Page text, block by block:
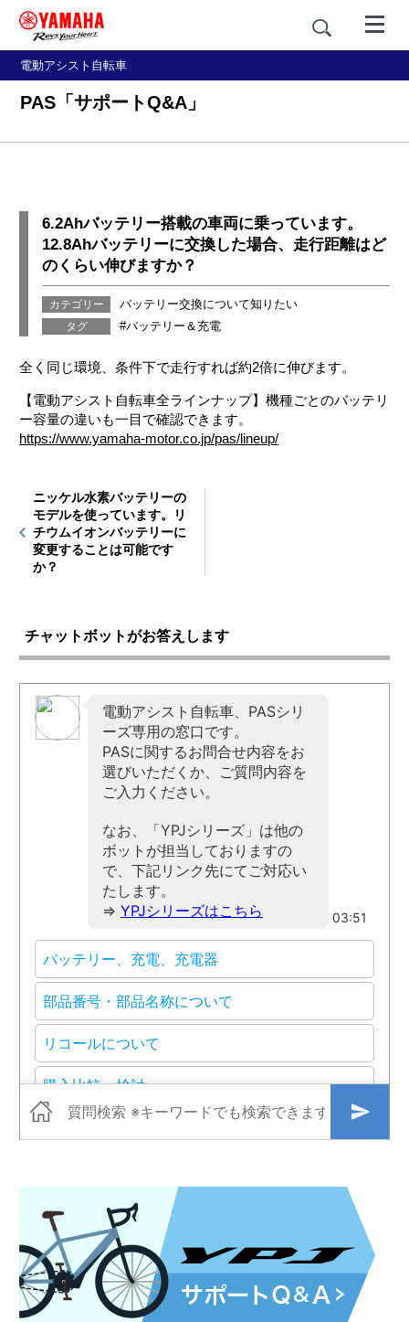
電動アシスト自転車
PAS「サポートQ&A」
6.2Ahバッテリー搭載の車両に乗っています。
12.8Ahバッテリーに交換した場合、走行距離はど
のくらい伸びますか？
バッテリー交換について知りたい
バッテリー＆充電
全く同じ環境、条件下で走行すれば約2倍に伸びます。
【電動アシスト自転車全ラインナップ】機種ごとのバッテリ
ー容量の違いも一目で確認できます。
https://www.yamaha-motor.co.jp/pas/lineup/
ニッケル水素バッテリーの
モデルを使っています。リ
チウムイオンバッテリーに
変更することは可能です
か？
チャットボットがお答えします